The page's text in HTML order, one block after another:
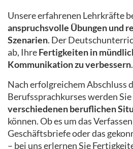
Unsere erfahrenen Lehrkräfte
anspruchsvolle Übungen und
Szenarien. Der
ab, IhreFertigkeiten in
Kommunikation zu verbessern.
Nach erfolgreichem Abschluss
Berufssprachkurses werden Sie
verschiedenen beruflichen
können. Ob es um das
Geschäftsbriefe oder das
– bei uns erlernen Sie